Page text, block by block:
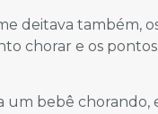
deitava também,
chorar e os pontos
um bebê chorando,